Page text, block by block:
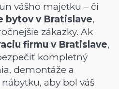
vášho majetku – či
bytov v Bratislave,
zákazky. Ak
firmu v Bratislave,
kompletný
demontáže a
aby bol váš